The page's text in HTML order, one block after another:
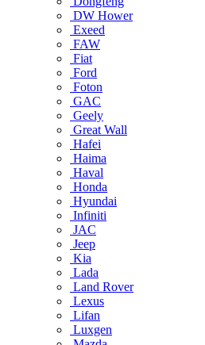
DW Hower
Exeed
FAW
Fiat
Ford
Foton
GAC
Geely
Great Wall
Hafei
Haima
Haval
Honda
Hyundai
Infiniti
JAC
Jeep
Kia
Lada
Land Rover
Lexus
Lifan
Luxgen